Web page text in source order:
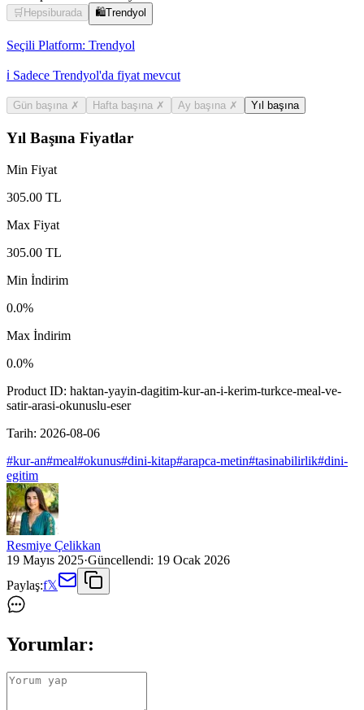
🛒 Hepsiburada 🛍️Trendyol
Seçili Platform: Trendyol
ℹ️ Sadece Trendyol'da fiyat mevcut
Gün başına ✗ Hafta başına ✗ Ay başına ✗ Yıl başına
Yıl Başına Fiyatlar
Min Fiyat
305.00 TL
Max Fiyat
305.00 TL
Min İndirim
0.0%
Max İndirim
0.0%
Product ID: haktan-yayin-dagitim-kur-an-i-kerim-turkce-meal-ve-
satir-arasi-okunuslu-eser
Tarih: 2026-08-06
#kur-an#meal#okunus#dini-kitap#arapca-metin#tasinabilirlik#dini-
egitim
Resmiye Çelikkan
19 Mayıs 2025·Güncellendi: 19 Ocak 2026
Paylaş:f𝕏
Yorumlar: